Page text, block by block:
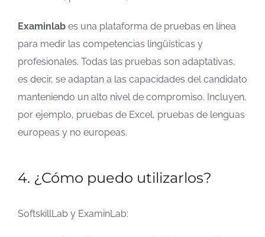
Examinlabes una plataforma de pruebas en línea
para medir las competencias lingüísticas y
profesionales. Todas las pruebas son adaptativas,
es decir, se adaptan a las capacidades del candidato
manteniendo un alto nivel de compromiso. Incluyen,
por ejemplo, pruebas de Excel, pruebas de lenguas
europeas y no europeas.
4. ¿Cómo puedo utilizarlos?
SoftskillLab y ExaminLab: